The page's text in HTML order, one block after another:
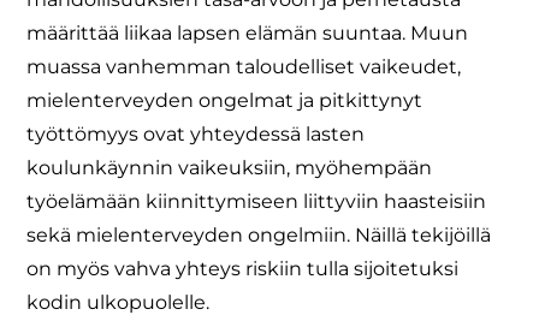
määrittää liikaa lapsen elämän suuntaa. Muun
muassa vanhemman taloudelliset vaikeudet,
mielenterveyden ongelmat ja pitkittynyt
työttömyys ovat yhteydessä lasten
koulunkäynnin vaikeuksiin, myöhempään
työelämään kiinnittymiseen liittyviin haasteisiin
sekä mielenterveyden ongelmiin. Näillä tekijöillä
on myös vahva yhteys riskiin tulla sijoitetuksi
kodin ulkopuolelle.